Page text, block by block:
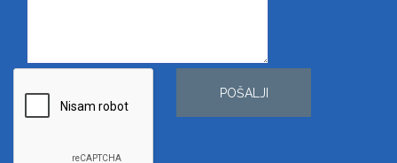
POŠALJI